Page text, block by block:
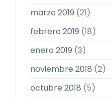
marzo 2019 (21)
febrero 2019 (18)
enero 2019 (3)
noviembre 2018 (2)
octubre 2018 (5)